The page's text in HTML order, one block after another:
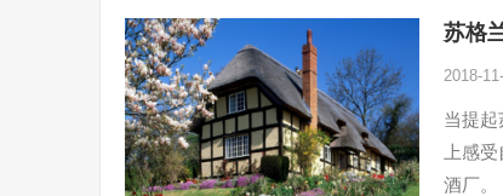
苏格
2018-
当提
上感
酒厂。